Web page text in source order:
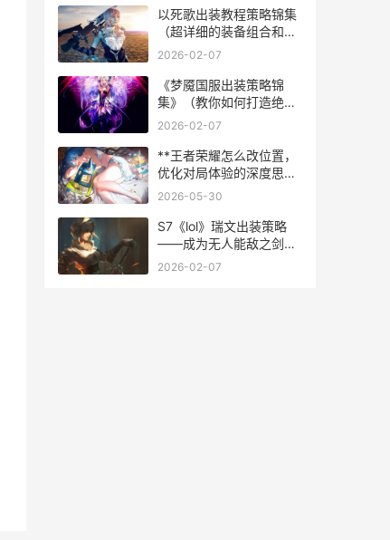
以死歌出装教程策略锦集
（超详细的装备组合和运
用诀窍，助你在战场上无
死歌出装
2026-02-07
《梦魇国服出装策略锦
集》（教你如何打造绝顶
梦魇，轻松战胜对手！）
2026-02-07
**王者荣耀怎么改位置，
优化对局体验的深度思考
**
2026-05-30
S7《lol》瑞文出装策略
——成为无人能敌之剑
（综合解析S7版本中瑞文
2026-02-07